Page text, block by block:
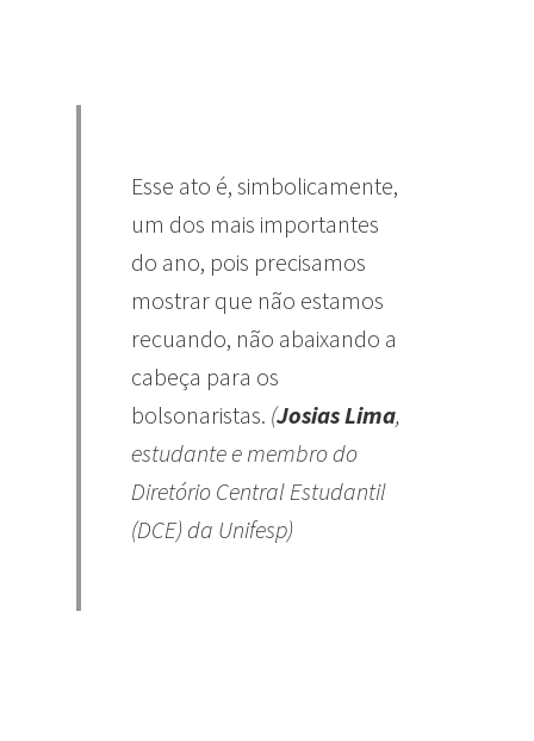
Esse ato é, simbolicamente,
um dos mais importantes
do ano, pois precisamos
mostrar que não estamos
recuando, não abaixando a
cabeça para os
bolsonaristas. (Josias Lima,
estudante e membro do
Diretório Central Estudantil
(DCE) da Unifesp)